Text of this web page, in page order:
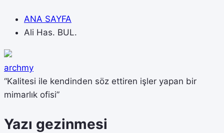
ANA SAYFA
Ali Has. BUL.
archmy
“Kalitesi ile kendinden söz ettiren işler yapan bir
mimarlık ofisi”
Yazı gezinmesi